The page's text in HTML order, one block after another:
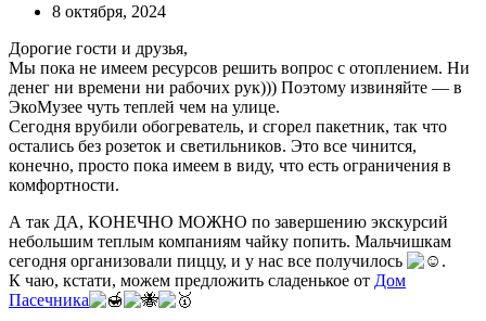
8 октября, 2024
Дорогие гости и друзья,
Мы пока не имеем ресурсов решить вопрос с отоплением. Ни
денег ни времени ни рабочих рук))) Поэтому извиняйте — в
ЭкоМузее чуть теплей чем на улице.
Сегодня врубили обогреватель, и сгорел пакетник, так что
остались без розеток и светильников. Это все чинится,
конечно, просто пока имеем в виду, что есть ограничения в
комфортности.
А так ДА, КОНЕЧНО МОЖНО по завершению экскурсий
небольшим теплым компаниям чайку попить. Мальчишкам
сегодня организовали пиццу, и у нас все получилось
.
К чаю, кстати, можем предложить сладенькое от Дом
Пасечника